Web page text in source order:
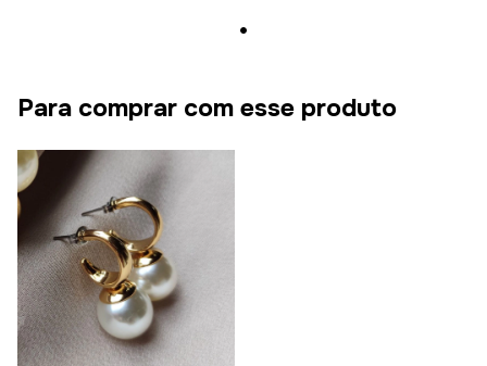
Para comprar com esse produto